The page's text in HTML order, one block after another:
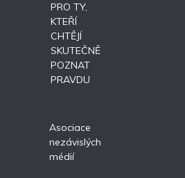
PRO TY,
KTEŘÍ
CHTĚJÍ
SKUTEČNĚ
POZNAT
PRAVDU
Asociace
nezávislých
médií